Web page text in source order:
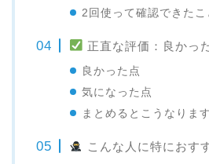
2回使って確認できたこ
正直な評価：良かっ
良かった点
気になった点
まとめるとこうなります
こんな人に特におす